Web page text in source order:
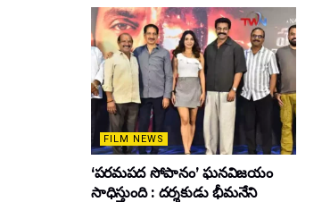
FILM NEWS
‘పరమపద సోపానం’ ఘనవిజయం
సాధిస్తుంది : దర్శకుడు భీమనేని